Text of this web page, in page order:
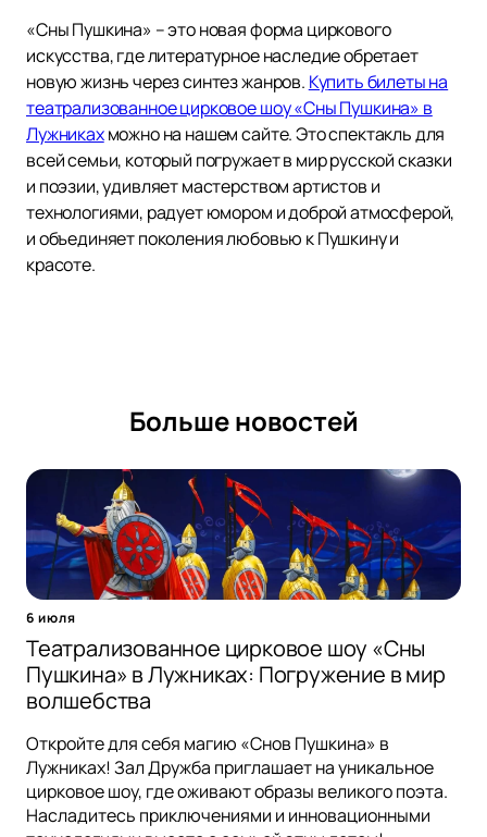
«Сны Пушкина» – это новая форма циркового
искусства, где литературное наследие обретает
новую жизнь через синтез жанров. Купить билеты на
театрализованное цирковое шоу «Сны Пушкина» в
Лужникахможно на нашем сайте. Это спектакль для
всей семьи, который погружает в мир русской сказки
и поэзии, удивляет мастерством артистов и
технологиями, радует юмором и доброй атмосферой,
и объединяет поколения любовью к Пушкину и
красоте.
Больше новостей
6 июля
Театрализованное цирковое шоу «Сны
Пушкина» в Лужниках: Погружение в мир
волшебства
Откройте для себя магию «Снов Пушкина» в
Лужниках! Зал Дружба приглашает на уникальное
цирковое шоу, где оживают образы великого поэта.
Насладитесь приключениями и инновационными